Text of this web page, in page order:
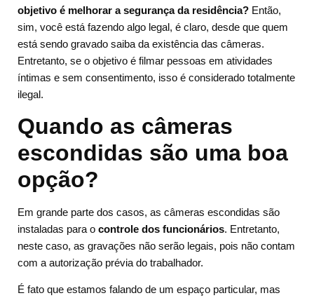
objetivo é melhorar a segurança da residência? Então,
sim, você está fazendo algo legal, é claro, desde que quem
está sendo gravado saiba da existência das câmeras.
Entretanto, se o objetivo é filmar pessoas em atividades
íntimas e sem consentimento, isso é considerado totalmente
ilegal.
Quando as câmeras
escondidas são uma boa
opção?
Em grande parte dos casos, as câmeras escondidas são
instaladas para o controle dos funcionários. Entretanto,
neste caso, as gravações não serão legais, pois não contam
com a autorização prévia do trabalhador.
É fato que estamos falando de um espaço particular, mas